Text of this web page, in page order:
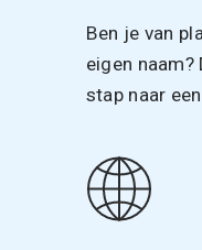
Ben je van
eigen naam?
stap naar